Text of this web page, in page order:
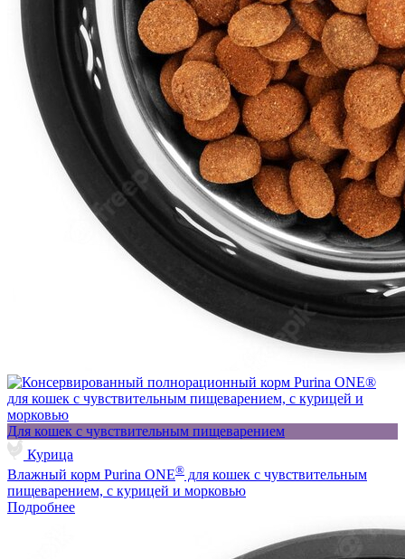
Для кошек с чувствительным пищеварением
Курица
Влажный корм Purina ONE® для кошек с чувствительным
пищеварением, с курицей и морковью
Подробнее